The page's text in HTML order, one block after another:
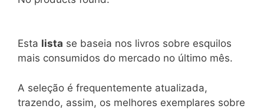
Esta lista se baseia nos livros sobre esquilos
mais consumidos do mercado no último mês.
A seleção é frequentemente atualizada,
trazendo, assim, os melhores exemplares sobre